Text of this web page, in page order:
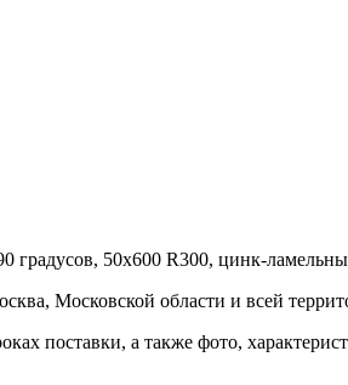
градусов, 50х600 R300, цинк-
Московской области и всей
поставки, а также фото,